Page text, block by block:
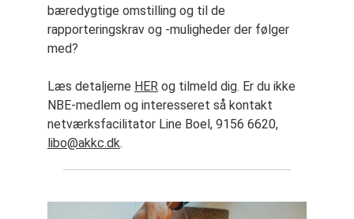
bæredygtige omstilling og til de
rapporteringskrav og -muligheder der følger
med?
Læs detaljerne HER og tilmeld dig. Er du ikke
NBE-medlem og interesseret så kontakt
netværksfacilitator Line Boel, 9156 6620,
libo@akkc.dk.